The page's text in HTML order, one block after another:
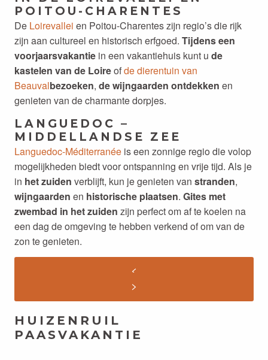
POITOU-CHARENTES
De Loirevallei en Poitou-Charentes zijn regio’s die rijk
zijn aan cultureel en historisch erfgoed. Tijdens een
voorjaarsvakantie in een vakantiehuis kunt u de
kastelen van de Loireofde dierentuin van
Beauvalbezoeken, de wijngaarden ontdekken en
genieten van de charmante dorpjes.
LANGUEDOC –
MIDDELLANDSE ZEE
Languedoc-Méditerranée is een zonnige regio die volop
mogelijkheden biedt voor ontspanning en vrije tijd. Als je
in het zuiden verblijft, kun je genieten van stranden,
wijngaarden en historische plaatsen. Gites met
zwembad in het zuiden zijn perfect om af te koelen na
een dag de omgeving te hebben verkend of om van de
zon te genieten.
HUIZENRUIL
PAASVAKANTIE